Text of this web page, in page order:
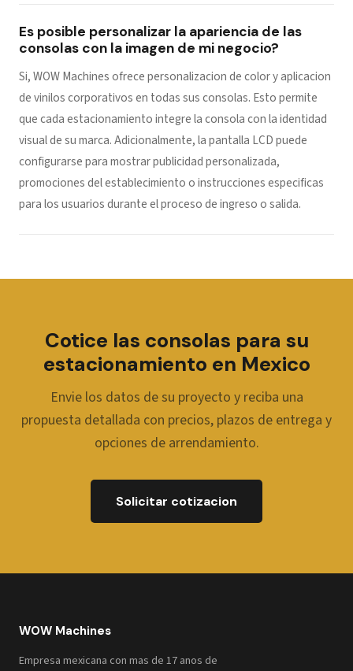
Es posible personalizar la apariencia de las
consolas con la imagen de mi negocio?
Si, WOW Machines ofrece personalizacion de color y aplicacion
de vinilos corporativos en todas sus consolas. Esto permite
que cada estacionamiento integre la consola con la identidad
visual de su marca. Adicionalmente, la pantalla LCD puede
configurarse para mostrar publicidad personalizada,
promociones del establecimiento o instrucciones especificas
para los usuarios durante el proceso de ingreso o salida.
Cotice las consolas para su
estacionamiento en Mexico
Envie los datos de su proyecto y reciba una
propuesta detallada con precios, plazos de entrega y
opciones de arrendamiento.
Solicitar cotizacion
WOW Machines
Empresa mexicana con mas de 17 anos de